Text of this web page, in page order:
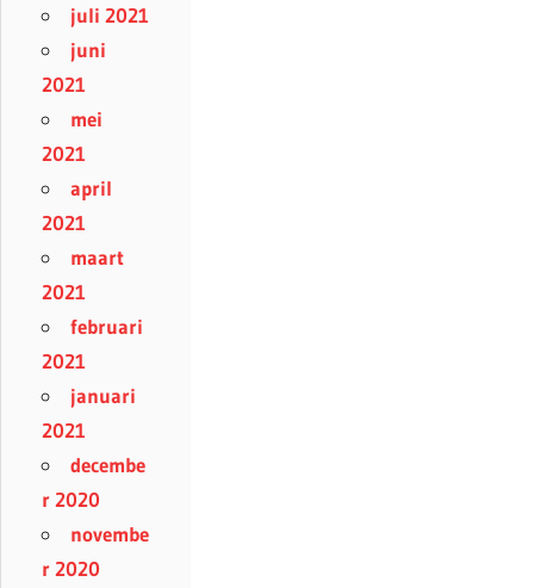
juli 2021
juni
2021
mei
2021
april
2021
maart
2021
februari
2021
januari
2021
decembe
r 2020
novembe
r 2020